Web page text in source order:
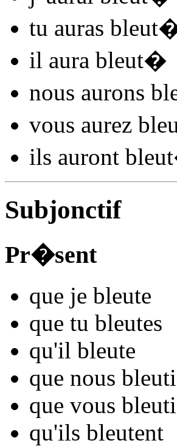
tu auras bleut
il aura bleut�
nous aurons
vous aurez
ils auront bleut
Subjonctif
Pr�sent
que je bleute
que tu bleutes
qu'il bleute
que nous bleut
que vous bleut
qu'ils bleutent